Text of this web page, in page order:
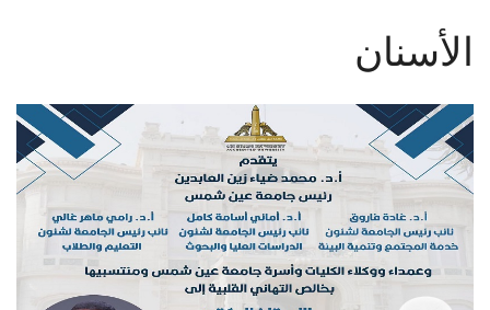
الأنظمة الذكية
الإعلام
تواصل معنا
الطلاب
الأسنان